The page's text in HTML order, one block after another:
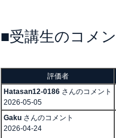
■受講生のコメ
評価者
Hatasan12-0186 さんのコメント
2026-05-05
Gaku さんのコメント
2026-04-24